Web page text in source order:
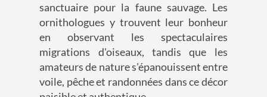
sanctuaire pour la faune sauvage. Les
ornithologues y trouvent leur bonheur
en observant les spectaculaires
migrations d'oiseaux, tandis que les
amateurs de nature s'épanouissent entre
voile, pêche et randonnées dans ce décor